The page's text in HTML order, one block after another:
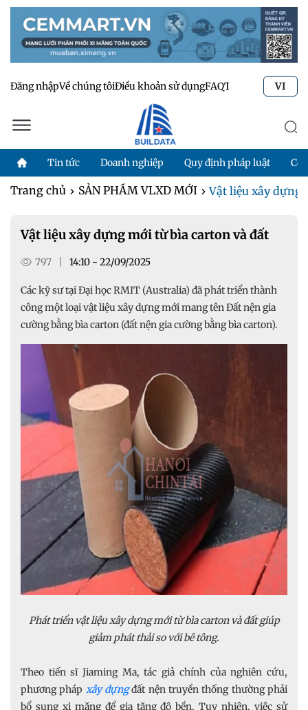
Đăng nhậpVề chúng tôiĐiều khoản sử dụngFAQTư vấn kỹ thuật
VI
Tin tức Doanh nghiệp Quy định pháp luật
Trang chủ SẢN PHẨM VLXD MỚI Vật liệu xây dựng
Vật liệu xây dựng mới từ bìa carton và đất
797 14:10 - 22/09/2025
Các kỹ sư tại Đại học RMIT (Australia) đã phát triển thành
công một loại vật liệu xây dựng mới mang tên Đất nện gia
cường bằng bìa carton (đất nện gia cường bằng bìa carton).
Phát triển vật liệu xây dựng mới từ bìa carton và đất giúp
giảm phát thải so với bê tông.
Theo tiến sĩ Jiaming Ma, tác giả chính của nghiên cứu,
phương pháp xây dựngđất nện truyền thống thường phải
bổ sung xi măng để gia tăng độ bền. Tuy nhiên, việc sử